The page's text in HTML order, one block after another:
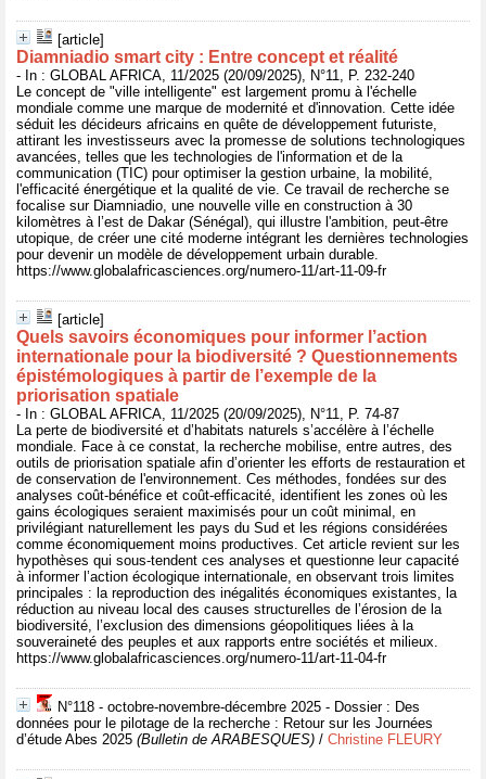
[article]
Diamniadio smart city : Entre concept et réalité
- In : GLOBAL AFRICA, 11/2025 (20/09/2025), N°11, P. 232-240
Le concept de "ville intelligente" est largement promu à l'échelle
mondiale comme une marque de modernité et d'innovation. Cette idée
séduit les décideurs africains en quête de développement futuriste,
attirant les investisseurs avec la promesse de solutions technologiques
avancées, telles que les technologies de l'information et de la
communication (TIC) pour optimiser la gestion urbaine, la mobilité,
l'efficacité énergétique et la qualité de vie. Ce travail de recherche se
focalise sur Diamniadio, une nouvelle ville en construction à 30
kilomètres à l’est de Dakar (Sénégal), qui illustre l'ambition, peut-être
utopique, de créer une cité moderne intégrant les dernières technologies
pour devenir un modèle de développement urbain durable.
https://www.globalafricasciences.org/numero-11/art-11-09-fr
[article]
Quels savoirs économiques pour informer l’action
internationale pour la biodiversité ? Questionnements
épistémologiques à partir de l’exemple de la
priorisation spatiale
- In : GLOBAL AFRICA, 11/2025 (20/09/2025), N°11, P. 74-87
La perte de biodiversité et d’habitats naturels s’accélère à l’échelle
mondiale. Face à ce constat, la recherche mobilise, entre autres, des
outils de priorisation spatiale afin d’orienter les efforts de restauration et
de conservation de l'environnement. Ces méthodes, fondées sur des
analyses coût-bénéfice et coût-efficacité, identifient les zones où les
gains écologiques seraient maximisés pour un coût minimal, en
privilégiant naturellement les pays du Sud et les régions considérées
comme économiquement moins productives. Cet article revient sur les
hypothèses qui sous-tendent ces analyses et questionne leur capacité
à informer l’action écologique internationale, en observant trois limites
principales : la reproduction des inégalités économiques existantes, la
réduction au niveau local des causes structurelles de l’érosion de la
biodiversité, l’exclusion des dimensions géopolitiques liées à la
souveraineté des peuples et aux rapports entre sociétés et milieux.
https://www.globalafricasciences.org/numero-11/art-11-04-fr
N°118 - octobre-novembre-décembre 2025 - Dossier : Des
données pour le pilotage de la recherche : Retour sur les Journées
d’étude Abes 2025 (Bulletin de ARABESQUES) / Christine FLEURY